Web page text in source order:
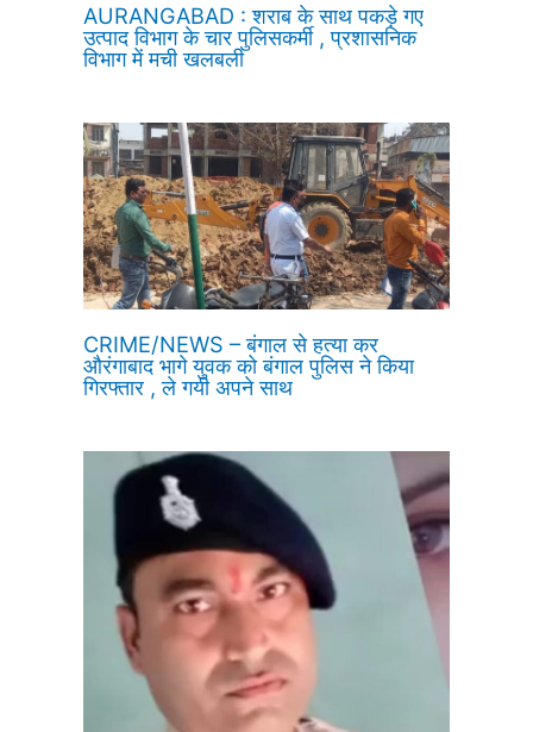
AURANGABAD : शराब के साथ पकड़े गए
उत्पाद विभाग के चार पुलिसकर्मी , प्रशासनिक
विभाग में मची खलबली
CRIME/NEWS – बंगाल से हत्या कर
औरंगाबाद भागे युवक को बंगाल पुलिस ने किया
गिरफ्तार , ले गयी अपने साथ